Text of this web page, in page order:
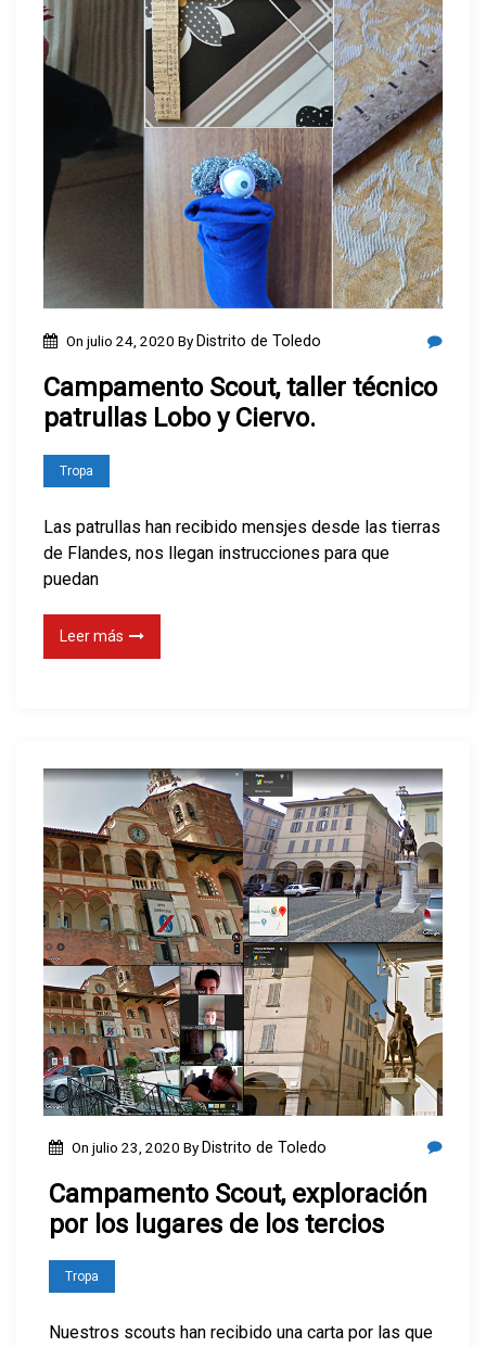
On julio 24, 2020 By Distrito de Toledo
Campamento Scout, taller técnico
patrullas Lobo y Ciervo.
Tropa
Las patrullas han recibido mensjes desde las tierras
de Flandes, nos llegan instrucciones para que
puedan
Leer más
On julio 23, 2020 ByDistrito de Toledo
Campamento Scout, exploración
por los lugares de los tercios
Tropa
Nuestros scouts han recibido una carta por las que